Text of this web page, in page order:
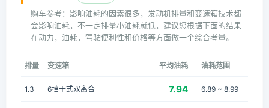
购车参考：影响油耗的因素很多，发动机排量和变速箱技术都
会影响油耗，不一定排量小油耗就低，建议您根据下面的结果
在动力，油耗，驾驶便利性和价格等方面做一个综合考量。
排量 变速箱 平均油耗 油耗范围
1.3 6挡干式双离合 7.94 6.89 ~ 8.99